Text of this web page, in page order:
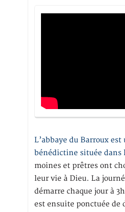
L’abbaye du Barroux est
bénédictine située dans
moines et prêtres ont
leur vie à Dieu. La
démarre chaque jour à
est ensuite ponctuée